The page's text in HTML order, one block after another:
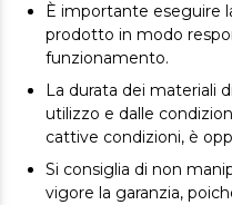
È importante eseguire
prodotto in modo
funzionamento.
La durata dei materiali
utilizzo e dalle
cattive condizioni, è
Si consiglia di non
vigore la garanzia,